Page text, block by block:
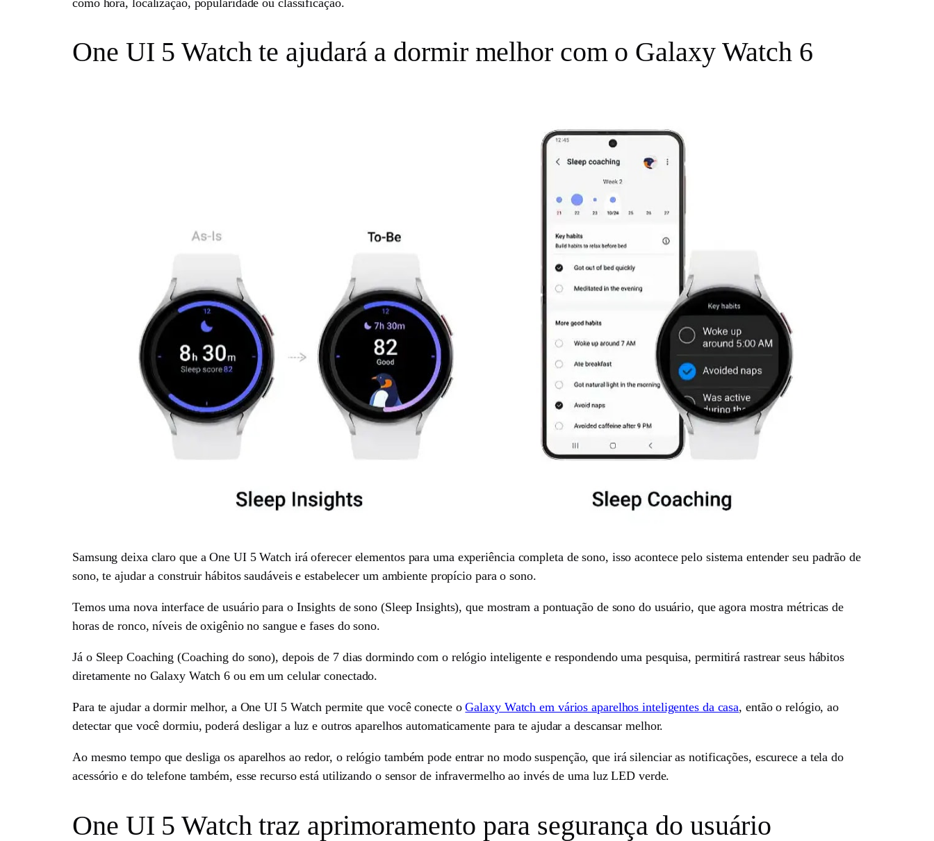
One UI 5 Watch te ajudará a dormir melhor com o Galaxy Watch 6
Samsung deixa claro que a One UI 5 Watch irá oferecer elementos para uma experiência completa de sono, isso acontece pelo sistema entender seu padrão de
sono, te ajudar a construir hábitos saudáveis e estabelecer um ambiente propício para o sono.
Temos uma nova interface de usuário para o Insights de sono (Sleep Insights), que mostram a pontuação de sono do usuário, que agora mostra métricas de
horas de ronco, níveis de oxigênio no sangue e fases do sono.
Já o Sleep Coaching (Coaching do sono), depois de 7 dias dormindo com o relógio inteligente e respondendo uma pesquisa, permitirá rastrear seus hábitos
diretamente no Galaxy Watch 6 ou em um celular conectado.
Para te ajudar a dormir melhor, a One UI 5 Watch permite que você conecte oGalaxy Watch em vários aparelhos inteligentes da casa, então o relógio, ao
detectar que você dormiu, poderá desligar a luz e outros aparelhos automaticamente para te ajudar a descansar melhor.
Ao mesmo tempo que desliga os aparelhos ao redor, o relógio também pode entrar no modo suspenção, que irá silenciar as notificações, escurece a tela do
acessório e do telefone também, esse recurso está utilizando o sensor de infravermelho ao invés de uma luz LED verde.
One UI 5 Watch traz aprimoramento para segurança do usuário